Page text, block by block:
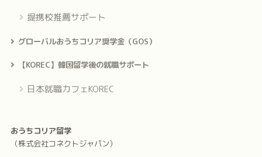
提携校推薦サポート
グローバルおうちコリア奨学金（GOS）
【KOREC】韓国留学後の就職サポート
日本就職カフェKOREC
おうちコリア留学
（株式会社コネクトジャパン）